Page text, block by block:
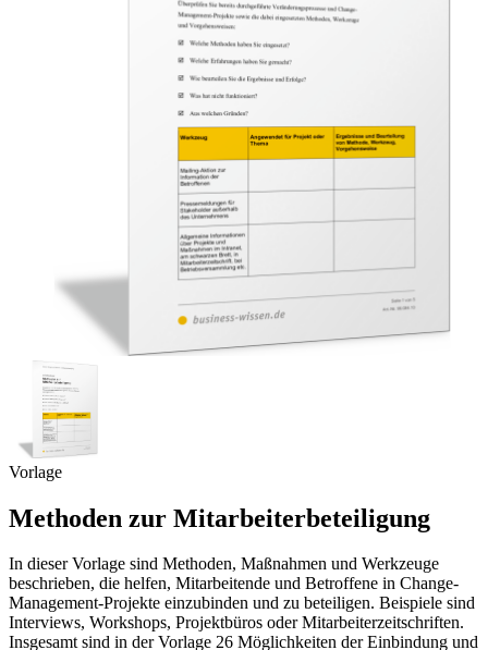
Vorlage
Methoden zur Mitarbeiterbeteiligung
In dieser Vorlage sind Methoden, Maßnahmen und Werkzeuge
beschrieben, die helfen, Mitarbeitende und Betroffene in Change-
Management-Projekte einzubinden und zu beteiligen. Beispiele sind
Interviews, Workshops, Projektbüros oder Mitarbeiterzeitschriften.
Insgesamt sind in der Vorlage 26 Möglichkeiten der Einbindung und